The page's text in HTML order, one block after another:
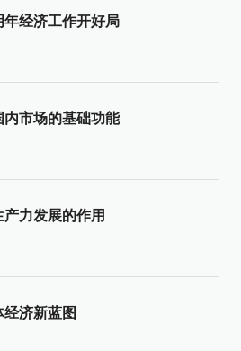
年经济工作开好局
市场的基础功能
力发展的作用
济新蓝图